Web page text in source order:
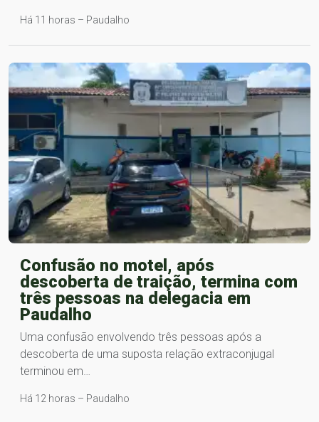
Há 11 horas – Paudalho
Confusão no motel, após
descoberta de traição, termina com
três pessoas na delegacia em
Paudalho
Uma confusão envolvendo três pessoas após a
descoberta de uma suposta relação extraconjugal
terminou em…
Há 12 horas – Paudalho